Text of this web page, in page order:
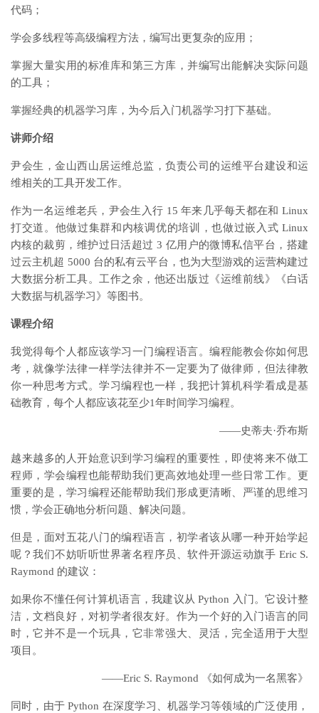
代码；
学会多线程等高级编程方法，编写出更复杂的应用；
掌握大量实用的标准库和第三方库，并编写出能解决实际问题
的工具；
掌握经典的机器学习库，为今后入门机器学习打下基础。
讲师介绍
尹会生，金山西山居运维总监，负责公司的运维平台建设和运
维相关的工具开发工作。
作为一名运维老兵，尹会生入行 15 年来几乎每天都在和 Linux
打交道。他做过集群和内核调优的培训，也做过嵌入式 Linux
内核的裁剪，维护过日活超过 3 亿用户的微博私信平台，搭建
过云主机超 5000 台的私有云平台，也为大型游戏的运营构建过
大数据分析工具。工作之余，他还出版过《运维前线》《白话
大数据与机器学习》等图书。
课程介绍
我觉得每个人都应该学习一门编程语言。编程能教会你如何思
考，就像学法律一样学法律并不一定要为了做律师，但法律教
你一种思考方式。学习编程也一样，我把计算机科学看成是基
础教育，每个人都应该花至少1年时间学习编程。
——史蒂夫·乔布斯
越来越多的人开始意识到学习编程的重要性，即使将来不做工
程师，学会编程也能帮助我们更高效地处理一些日常工作。更
重要的是，学习编程还能帮助我们形成更清晰、严谨的思维习
惯，学会正确地分析问题、解决问题。
但是，面对五花八门的编程语言，初学者该从哪一种开始学起
呢？我们不妨听听世界著名程序员、软件开源运动旗手 Eric S.
Raymond 的建议：
如果你不懂任何计算机语言，我建议从 Python 入门。它设计整
洁，文档良好，对初学者很友好。作为一个好的入门语言的同
时，它并不是一个玩具，它非常强大、灵活，完全适用于大型
项目。
——Eric S. Raymond 《如何成为一名黑客》
同时，由于 Python 在深度学习、机器学习等领域的广泛使用，